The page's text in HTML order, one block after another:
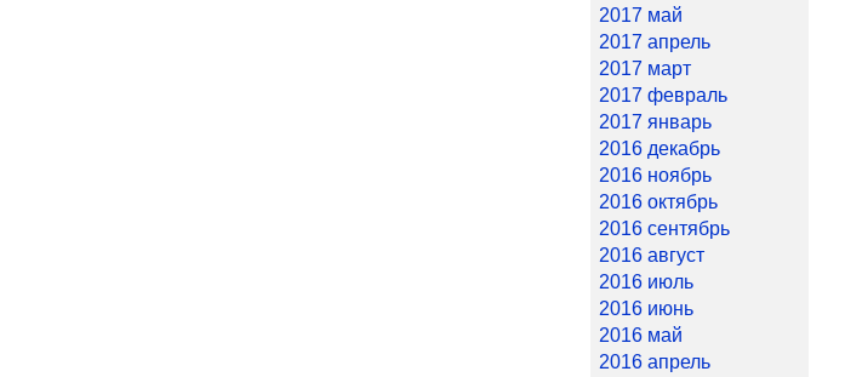
2017 май
2017 апрель
2017 март
2017 февраль
2017 январь
2016 декабрь
2016 ноябрь
2016 октябрь
2016 сентябрь
2016 август
2016 июль
2016 июнь
2016 май
2016 апрель